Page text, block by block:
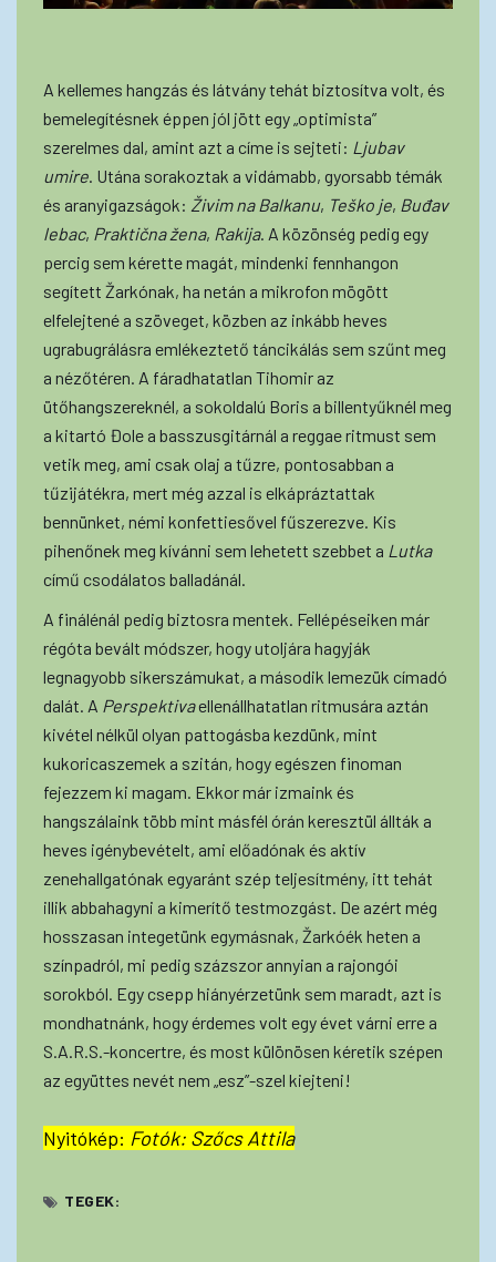
A kellemes hangzás és látvány tehát biztosítva volt, és
bemelegítésnek éppen jól jött egy „optimista”
szerelmes dal, amint azt a címe is sejteti: Ljubav
umire. Utána sorakoztak a vidámabb, gyorsabb témák
és aranyigazságok: Živim na Balkanu, Teško je, Buđav
lebac, Praktična žena, Rakija. A közönség pedig egy
percig sem kérette magát, mindenki fennhangon
segített Žarkónak, ha netán a mikrofon mögött
elfelejtené a szöveget, közben az inkább heves
ugrabugrálásra emlékeztető táncikálás sem szűnt meg
a nézőtéren. A fáradhatatlan Tihomir az
ütőhangszereknél, a sokoldalú Boris a billentyűknél meg
a kitartó Đole a basszusgitárnál a reggae ritmust sem
vetik meg, ami csak olaj a tűzre, pontosabban a
tűzijátékra, mert még azzal is elkápráztattak
bennünket, némi konfettiesővel fűszerezve. Kis
pihenőnek meg kívánni sem lehetett szebbet a Lutka
című csodálatos balladánál.
A finálénál pedig biztosra mentek. Fellépéseiken már
régóta bevált módszer, hogy utoljára hagyják
legnagyobb sikerszámukat, a második lemezük címadó
dalát. A Perspektivaellenállhatatlan ritmusára aztán
kivétel nélkül olyan pattogásba kezdünk, mint
kukoricaszemek a szitán, hogy egészen finoman
fejezzem ki magam. Ekkor már izmaink és
hangszálaink több mint másfél órán keresztül állták a
heves igénybevételt, ami előadónak és aktív
zenehallgatónak egyaránt szép teljesítmény, itt tehát
illik abbahagyni a kimerítő testmozgást. De azért még
hosszasan integetünk egymásnak, Žarkóék heten a
színpadról, mi pedig százszor annyian a rajongói
sorokból. Egy csepp hiányérzetünk sem maradt, azt is
mondhatnánk, hogy érdemes volt egy évet várni erre a
S.A.R.S.-koncertre, és most különösen kéretik szépen
az együttes nevét nem „esz”-szel kiejteni!
Nyitókép: Fotók: Szőcs Attila
TEGEK: